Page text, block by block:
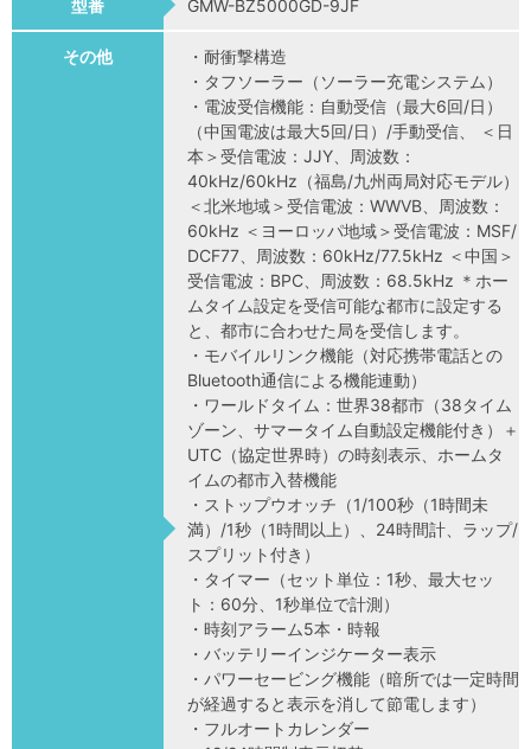
型番 GMW-BZ5000GD-9JF
その他
・耐衝撃構造
・タフソーラー（ソーラー充電システム）
・電波受信機能：自動受信（最大6回/日）
（中国電波は最大5回/日）/手動受信、 ＜日
本＞受信電波：JJY、周波数：
40kHz/60kHz（福島/九州両局対応モデル）
＜北米地域＞受信電波：WWVB、周波数：
60kHz ＜ヨーロッパ地域＞受信電波：MSF/
DCF77、周波数：60kHz/77.5kHz ＜中国＞
受信電波：BPC、周波数：68.5kHz ＊ホー
ムタイム設定を受信可能な都市に設定する
と、都市に合わせた局を受信します。
・モバイルリンク機能（対応携帯電話との
Bluetooth通信による機能連動）
・ワールドタイム：世界38都市（38タイム
ゾーン、サマータイム自動設定機能付き）＋
UTC（協定世界時）の時刻表示、ホームタ
イムの都市入替機能
・ストップウオッチ（1/100秒（1時間未
満）/1秒（1時間以上）、24時間計、ラップ/
スプリット付き）
・タイマー（セット単位：1秒、最大セッ
ト：60分、1秒単位で計測）
・時刻アラーム5本・時報
・バッテリーインジケーター表示
・パワーセービング機能（暗所では一定時間
が経過すると表示を消して節電します）
・フルオートカレンダー